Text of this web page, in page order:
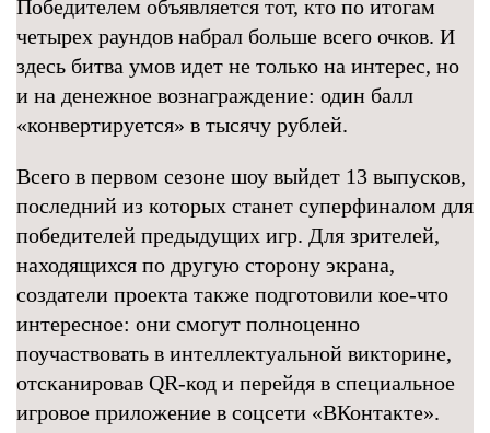
Победителем объявляется тот, кто по итогам
четырех раундов набрал больше всего очков. И
здесь битва умов идет не только на интерес, но
и на денежное вознаграждение: один балл
«конвертируется» в тысячу рублей.
Всего в первом сезоне шоу выйдет 13 выпусков,
последний из которых станет суперфиналом для
победителей предыдущих игр. Для зрителей,
находящихся по другую сторону экрана,
создатели проекта также подготовили кое-что
интересное: они смогут полноценно
поучаствовать в интеллектуальной викторине,
отсканировав QR-код и перейдя в специальное
игровое приложение в соцсети «ВКонтакте».